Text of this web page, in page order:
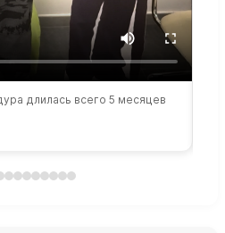
длилась всего 5 месяцев